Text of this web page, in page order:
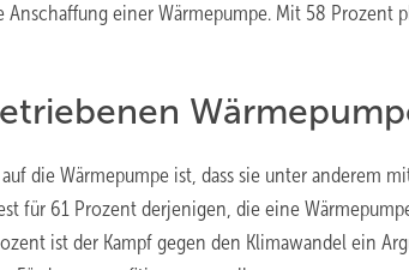
einer Wärmepumpe. Mit 58 Prozent
die Wärmepumpe ist, dass sie unter anderem
für 61 Prozent derjenigen, die eine
ist der Kampf gegen den Klimawandel ein